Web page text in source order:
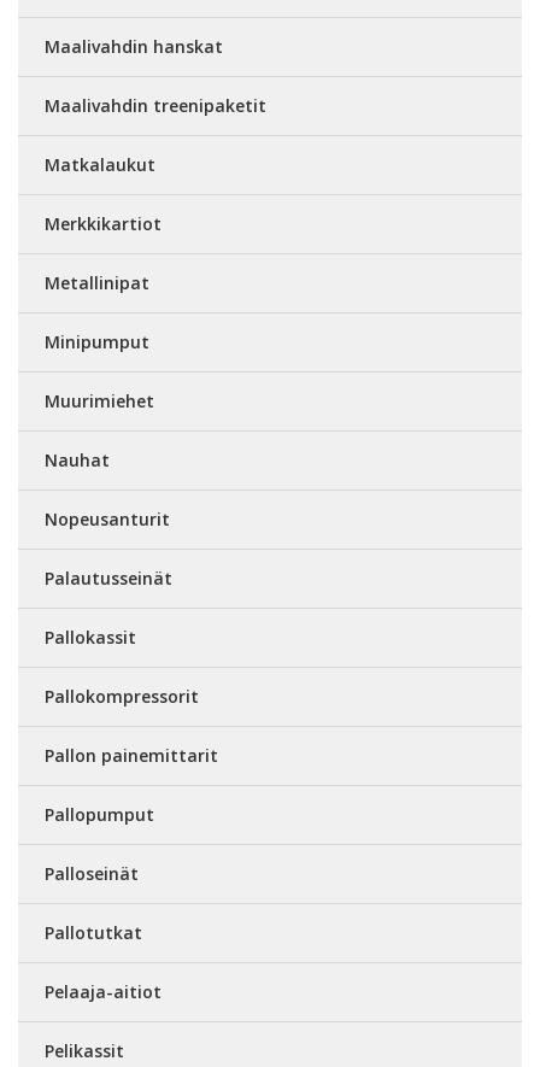
Maalivahdin hanskat
Maalivahdin treenipaketit
Matkalaukut
Merkkikartiot
Metallinipat
Minipumput
Muurimiehet
Nauhat
Nopeusanturit
Palautusseinät
Pallokassit
Pallokompressorit
Pallon painemittarit
Pallopumput
Palloseinät
Pallotutkat
Pelaaja-aitiot
Pelikassit